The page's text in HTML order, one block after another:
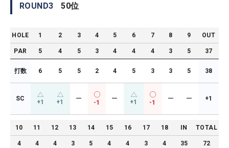
ROUND3 50位
HOLE 1 2 3 4 5 6 7 8 9 OUT
PAR 5 4 5 3 4 4 4 3 5 37
打数 6 5 5 2 4 5 3 3 5 38
SC +1 +1 ー
-1
ー +1 -1
ー ー +1
10 11 12 13 14 15 16 17 18 IN TOTAL
4 4 4 3 5 4 4 3 4 35 72